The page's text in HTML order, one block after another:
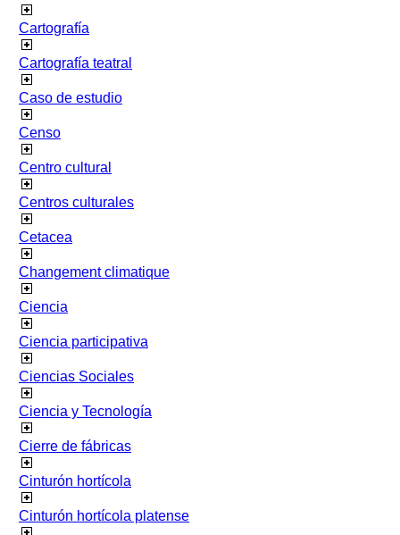
Cartografía
Cartografía teatral
Caso de estudio
Censo
Centro cultural
Centros culturales
Cetacea
Changement climatique
Ciencia
Ciencia participativa
Ciencias Sociales
Ciencia y Tecnología
Cierre de fábricas
Cinturón hortícola
Cinturón hortícola platense